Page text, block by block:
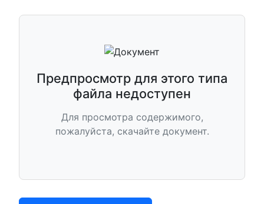
Предпросмотр для этого типа
файла недоступен
Для просмотра содержимого,
пожалуйста, скачайте документ.